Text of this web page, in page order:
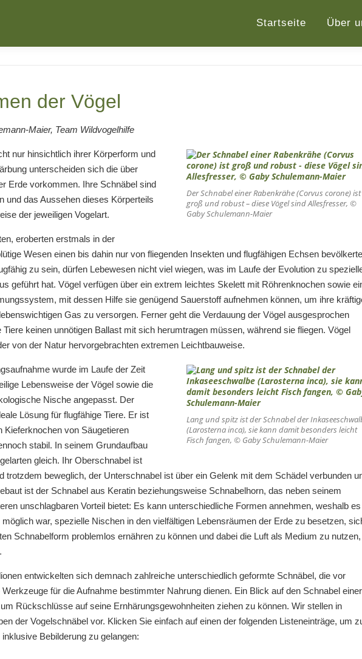
Startseite Über
der Vögel
Maier, Team Wildvogelhilfe
Der Schnabel einer Rabenkrähe (Corvus corone) ist
groß und robust – diese Vögel sind Allesfresser, ©
Gaby Schulemann-Maier
nur hinsichtlich ihrer Körperform und
unterscheiden sich die über
Erde vorkommen. Ihre Schnäbel sind
und das Aussehen dieses Körperteils
der jeweiligen Vogelart.
eroberten erstmals in der
Wesen einen bis dahin nur von fliegenden Insekten und flugfähigen Echsen
zu sein, dürfen Lebewesen nicht viel wiegen, was im Laufe der Evolution zu
geführt hat. Vögel verfügen über ein extrem leichtes Skelett mit Röhrenknochen sowie
mit dessen Hilfe sie genügend Sauerstoff aufnehmen können, um ihre
Gas zu versorgen. Ferner geht die Verdauung der Vögel ausgesprochen
keinen unnötigen Ballast mit sich herumtragen müssen, während sie fliegen. Vögel
von der Natur hervorgebrachten extremen Leichtbauweise.
Lang und spitz ist der Schnabel der
(Larosterna inca), sie kann damit besonders leicht
Fisch fangen, © Gaby Schulemann-Maier
wurde im Laufe der Zeit
Lebensweise der Vögel sowie die
Nische angepasst. Der
Lösung für flugfähige Tiere. Er ist
von Säugetieren
stabil. In seinem Grundaufbau
gleich. Ihr Oberschnabel ist
trotzdem beweglich, der Unterschnabel ist über ein Gelenk mit dem Schädel verbunden
ist der Schnabel aus Keratin beziehungsweise Schnabelhorn, das neben seinem
unschlagbaren Vorteil bietet: Es kann unterschiedliche Formen annehmen, weshalb es
war, spezielle Nischen in den vielfältigen Lebensräumen der Erde zu besetzen,
Schnabelform problemlos ernähren zu können und dabei die Luft als Medium zu nutzen,
entwickelten sich demnach zahlreiche unterschiedlich geformte Schnäbel, die vor
für die Aufnahme bestimmter Nahrung dienen. Ein Blick auf den Schnabel einer
Rückschlüsse auf seine Ernhärungsgewohnheiten ziehen zu können. Wir stellen in
der Vogelschnäbel vor. Klicken Sie einfach auf einen der folgenden Listeneinträge, um
Bebilderung zu gelangen: